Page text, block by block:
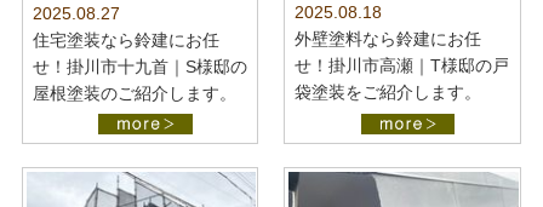
2025.08.27
住宅塗装なら鈴建にお任
せ！掛川市十九首｜S様邸の
屋根塗装のご紹介します。
2025.08.18
外壁塗料なら鈴建にお任
せ！掛川市高瀬｜T様邸の戸
袋塗装をご紹介します。